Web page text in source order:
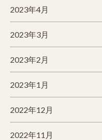
2023年4月
2023年3月
2023年2月
2023年1月
2022年12月
2022年11月